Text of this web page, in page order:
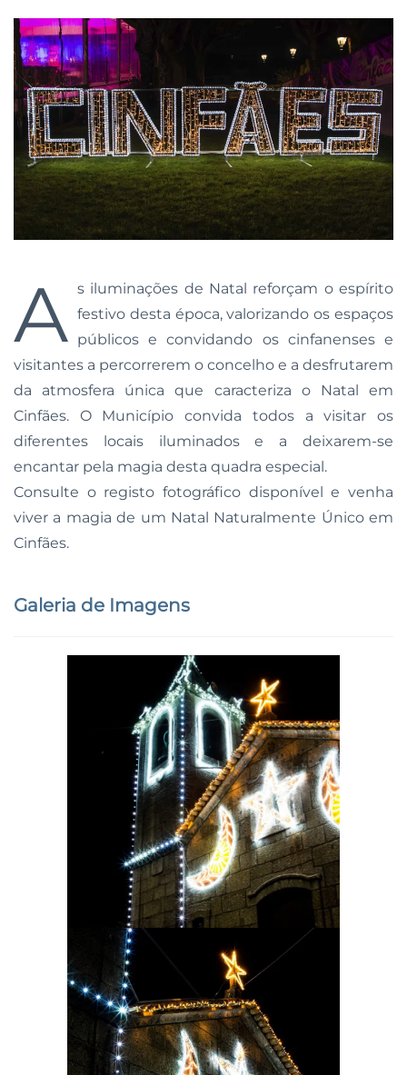
A s iluminações de Natal reforçam o espírito
festivo desta época, valorizando os espaços
públicos e convidando os cinfanenses e
visitantes a percorrerem o concelho e a desfrutarem
da atmosfera única que caracteriza o Natal em
Cinfães. O Município convida todos a visitar os
diferentes locais iluminados e a deixarem-se
encantar pela magia desta quadra especial.
Consulte o registo fotográfico disponível e venha
viver a magia de um Natal Naturalmente Único em
Cinfães.
Galeria de Imagens
Ampliar
Ampliar